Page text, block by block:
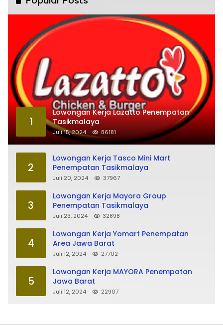
1
Lowongan Kerja Lazatto Penempatan
Tasikmalaya
Juli 15, 2024 86181
2
Lowongan Kerja Tasco Mini Mart
Penempatan Tasikmalaya
Juli 20, 2024 37967
3
Lowongan Kerja Mayora Group
Penempatan Tasikmalaya
Juli 23, 2024 32898
4
Lowongan Kerja Yomart Penempatan
Area Jawa Barat
Juli 12, 2024 27702
5
Lowongan Kerja MAYORA Penempatan
Jawa Barat
Juli 12, 2024 22907